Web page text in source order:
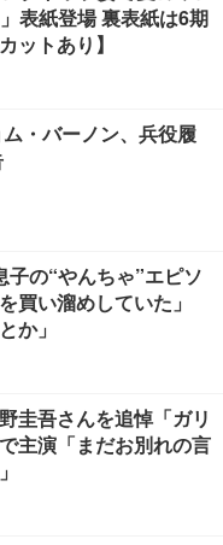
表紙登場 裏表紙は6期
ットあり】
・バーノン、兵役履
の“やんちゃ”エピソ
買い溜めしていた」
か」
圭吾さんを追悼「ガリ
主演「まだお別れの言